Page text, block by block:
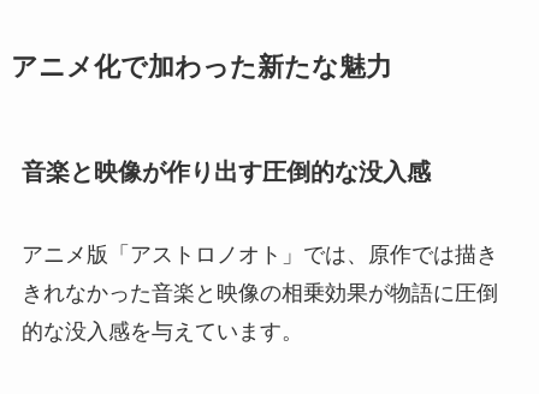
アニメ化で加わった新たな魅力
音楽と映像が作り出す圧倒的な没入感
アニメ版「アストロノオト」では、原作では描き
きれなかった音楽と映像の相乗効果が物語に圧倒
的な没入感を与えています。